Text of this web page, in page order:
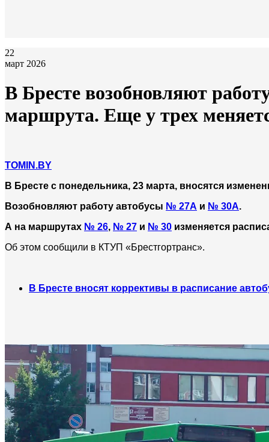
22
март 2026
В Бресте возобновляют
маршрута. Еще у трех
TOMIN.BY
В Бресте с понедельника, 23 марта, вносятся
Возобновляют работу автобусы № 27А и № 30А.
А на маршрутах № 26, № 27 и № 30 изменяется
Об этом сообщили в КТУП «Брестгортранс».
В Бресте вносят коррективы в расписание